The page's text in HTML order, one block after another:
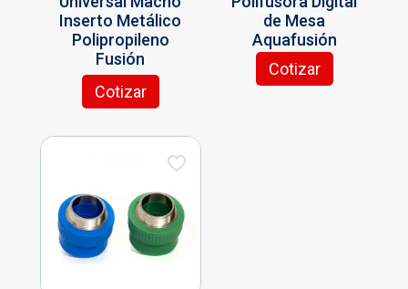
Inserto Metálico
Polipropileno
Fusión
Cotizar
Este
tiene
Las
opciones
se
pueden
de Mesa
Aquafusión
Cotizar